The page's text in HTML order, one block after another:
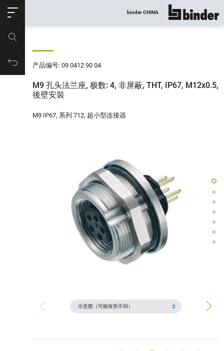
购物车
binder CHINA 显示所有
产品编号: 09 0412 90 04
M9 孔头法兰座, 极数: 4, 非屏蔽, THT, IP67, M12x0.5,
後壁安裝
M9 IP67, 系列 712, 超小型连接器